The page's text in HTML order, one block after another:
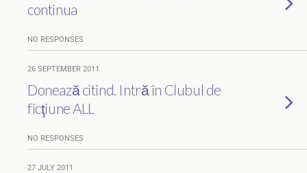
continua
NO RESPONSES
26 SEPTEMBER 2011
Donează citind. Intră în Clubul de
ficţiune ALL
NO RESPONSES
27 JULY 2011